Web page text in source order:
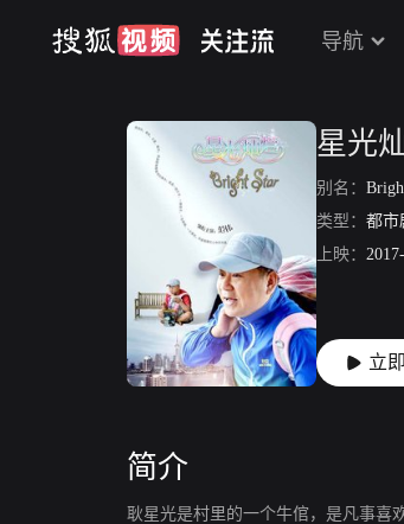
导航
星光
别名：
类型： 都市
上映：
立
简介
耿星光是村里的一个牛倌，是凡事喜